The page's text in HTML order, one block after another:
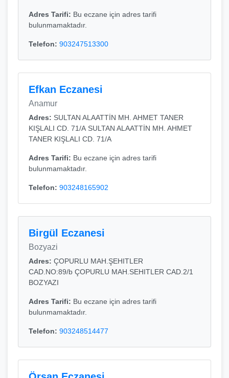
Adres Tarifi: Bu eczane için adres tarifi
bulunmamaktadır.
Telefon: 903247513300
Efkan Eczanesi
Anamur
Adres: SULTAN ALAATTİN MH. AHMET TANER
KIŞLALI CD. 71/A SULTAN ALAATTİN MH. AHMET
TANER KIŞLALI CD. 71/A
Adres Tarifi: Bu eczane için adres tarifi
bulunmamaktadır.
Telefon: 903248165902
Birgül Eczanesi
Bozyazi
Adres: ÇOPURLU MAH.ŞEHITLER
CAD.NO:89/b ÇOPURLU MAH.SEHITLER CAD.2/1
BOZYAZI
Adres Tarifi: Bu eczane için adres tarifi
bulunmamaktadır.
Telefon: 903248514477